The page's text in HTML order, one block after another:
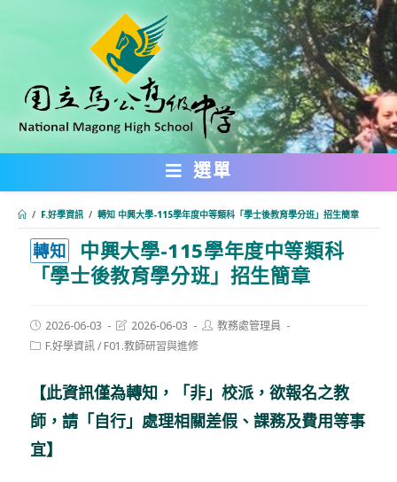
內
選單
/ F.好學資訊 / 轉知 中興大學-115學年度中等類科「學士後教育學分班」招生簡章
轉知
中興大學-115學年度中等類科
「學士後教育學分班」招生簡章
Post
published:
2026-06-03
Post
last
modified:
2026-06-03
Post教務處管理員
PostF.好學資訊/ F01.教師研習與進修
【此資訊僅為轉知，「非」校派，欲報名之教
師，請「自行」處理相關差假、課務及費用等事
宜】